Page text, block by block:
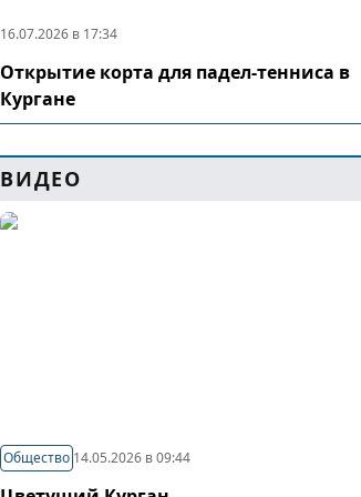
16.07.2026 в 17:34
Открытие корта для падел-тенниса в
Кургане
ВИДЕО
Общество 14.05.2026 в 09:44